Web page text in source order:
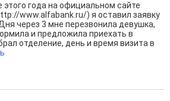
года на официальном сайте
www.alfabank.ru/) я оставил заявку
через 3 мне перезвонила девушка,
и предложила приехать в
отделение, день и время визита в